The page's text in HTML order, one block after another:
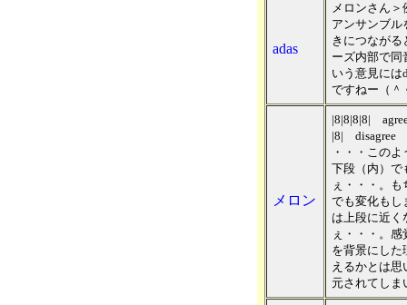
adas
メロンさん
アンサンブル
きにつながる
ーズ内部で同
いう意見には
ですねー（
メロン
|8|8|8|8|
|8| disagree
・・・この
下段（内）で
ぇ・・・。
でも変化もし
は上段に近く
ぇ・・・。
を背景にした
えるかとは
元されてしま